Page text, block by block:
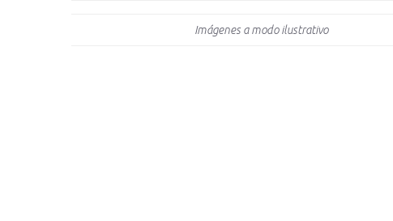
Imágenes a modo ilustrativo